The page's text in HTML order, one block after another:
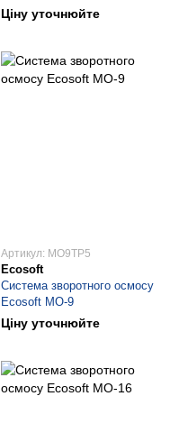
Ціну уточнюйте
Артикул: MO9TP5
Ecosoft
Система зворотного осмосу
Ecosoft МО-9
Ціну уточнюйте